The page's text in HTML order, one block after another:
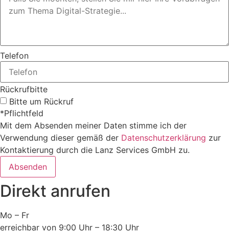
Telefon
Rückrufbitte
Bitte um Rückruf
*Pflichtfeld
Mit dem Absenden meiner Daten stimme ich der
Verwendung dieser gemäß der Datenschutzerklärung zur
Kontaktierung durch die Lanz Services GmbH zu.
Absenden
Direkt anrufen
Mo – Fr
erreichbar von 9:00 Uhr – 18:30 Uhr